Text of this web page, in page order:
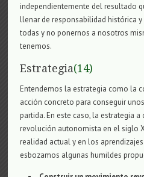
independientemente del resultado
llenar de responsabilidad histórica y
todas y no ponernos a nosotros
tenemos.
Estrategia(14)
Entendemos la estrategia como la
acción concreto para conseguir
partida. En este caso, la estrategia
revolución autonomista en el siglo
realidad actual y en los
esbozamos algunas humildes